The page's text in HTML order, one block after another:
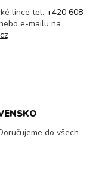
lince tel. +420 608
e-mailu na
do všech